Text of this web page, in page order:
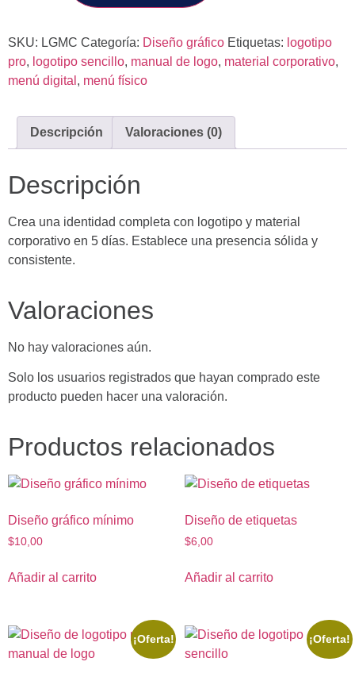
SKU: LGMC Categoría: Diseño gráfico Etiquetas: logotipo
pro, logotipo sencillo, manual de logo, material corporativo,
menú digital , menú físico
Descripción Valoraciones (0)
Descripción
Crea una identidad completa con logotipo y material
corporativo en 5 días. Establece una presencia sólida y
consistente.
Valoraciones
No hay valoraciones aún.
Solo los usuarios registrados que hayan comprado este
producto pueden hacer una valoración.
Productos relacionados
Diseño gráfico mínimo
$10,00
Añadir al carrito
Diseño de etiquetas
$6,00
Añadir al carrito
¡Oferta! ¡Oferta!